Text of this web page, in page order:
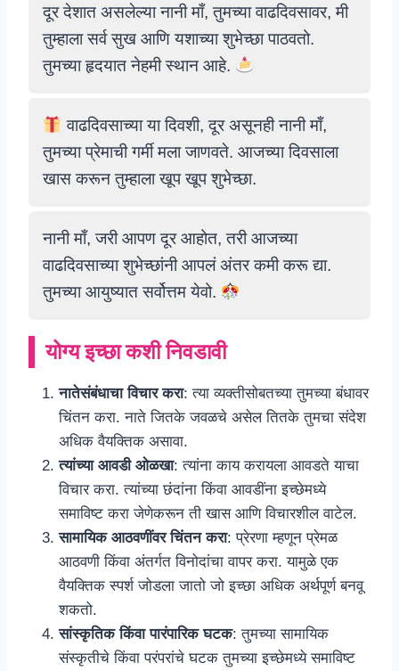
दूर देशात असलेल्या नानी माँ, तुमच्या वाढदिवसावर, मी
तुम्हाला सर्व सुख आणि यशाच्या शुभेच्छा पाठवतो.
तुमच्या हृदयात नेहमी स्थान आहे.
वाढदिवसाच्या या दिवशी, दूर असूनही नानी माँ,
तुमच्या प्रेमाची गर्मी मला जाणवते. आजच्या दिवसाला
खास करून तुम्हाला खूप खूप शुभेच्छा.
नानी माँ, जरी आपण दूर आहोत, तरी आजच्या
वाढदिवसाच्या शुभेच्छांनी आपलं अंतर कमी करू द्या.
तुमच्या आयुष्यात सर्वोत्तम येवो.
योग्य इच्छा कशी निवडावी
नातेसंबंधाचा विचार करा: त्या व्यक्तीसोबतच्या तुमच्या बंधावर
चिंतन करा. नाते जितके जवळचे असेल तितके तुमचा संदेश
अधिक वैयक्तिक असावा.
त्यांच्या आवडी ओळखा: त्यांना काय करायला आवडते याचा
विचार करा. त्यांच्या छंदांना किंवा आवडींना इच्छेमध्ये
समाविष्ट करा जेणेकरून ती खास आणि विचारशील वाटेल.
सामायिक आठवणींवर चिंतन करा: प्रेरणा म्हणून प्रेमळ
आठवणी किंवा अंतर्गत विनोदांचा वापर करा. यामुळे एक
वैयक्तिक स्पर्श जोडला जातो जो इच्छा अधिक अर्थपूर्ण बनवू
शकतो.
सांस्कृतिक किंवा पारंपारिक घटक: तुमच्या सामायिक
संस्कृतीचे किंवा परंपरांचे घटक तुमच्या इच्छेमध्ये समाविष्ट